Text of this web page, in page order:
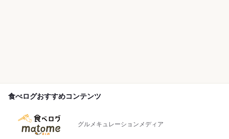
食べログおすすめコンテンツ
グルメキュレーションメディア